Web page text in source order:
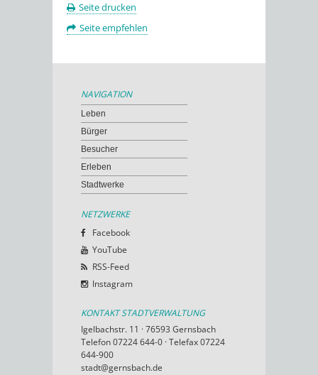
Seite drucken
Seite empfehlen
NAVIGATION
Leben
Bürger
Besucher
Erleben
Stadtwerke
NETZWERKE
Facebook
YouTube
RSS-Feed
Instagram
KONTAKT STADTVERWALTUNG
Igelbachstr. 11 · 76593 Gernsbach
Telefon 07224 644-0 · Telefax 07224
644-900
stadt@gernsbach.de